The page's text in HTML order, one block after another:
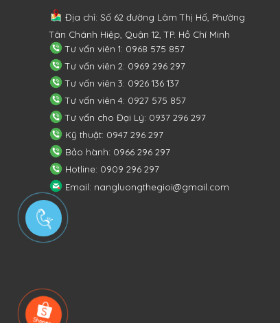
Địa chỉ: Số 62 đường Lâm Thị Hố, Phường
Tân Chánh Hiệp, Quận 12, TP. Hồ Chí Minh
Tư vấn viên 1: 0968 575 857
Tư vấn viên 2: 0969 296 297
Tư vấn viên 3: 0926 136 137
Tư vấn viên 4: 0927 575 857
Tư vấn cho Đại Lý: 0937 296 297
Kỹ thuật: 0947 296 297
Bảo hành: 0966 296 297
Hotline: 0909 296 297
Email: nangluongthegioi@gmail.com